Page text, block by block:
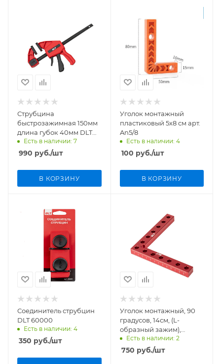
Струбцина
быстрозажимная 150мм
длина губок 40мм DLT
65150
Есть в наличии: 7
990 руб./шт
В КОРЗИНУ
Уголок монтажный
пластиковый 5х8 см арт.
An5/8
Есть в наличии: 4
100 руб./шт
В КОРЗИНУ
Соединитель струбцин
DLT 60000
Есть в наличии: 4
350 руб./шт
Уголок монтажный, 90
градусов, 14см, (L-
образный зажим),
алюминиевый, арт.1965
Есть в наличии: 2
750 руб./шт